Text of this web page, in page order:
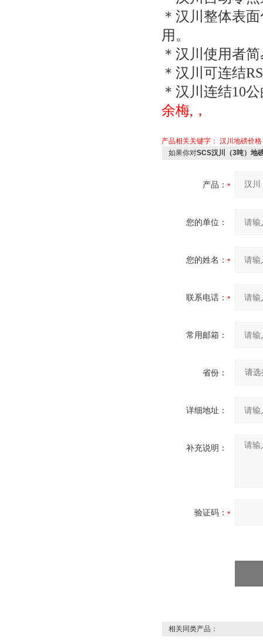
＊汉川整体表
用。
＊汉川使用者
＊汉川可连结
＊汉川连结10
余梅,，
产品相关关键字：汉川地磅价格
如果你对SCS汉川（3吨）地
产品：
您的单位：
您的姓名：
联系电话：
常用邮箱：
省份：
详细地址：
补充说明：
验证码：
相关同类产品：